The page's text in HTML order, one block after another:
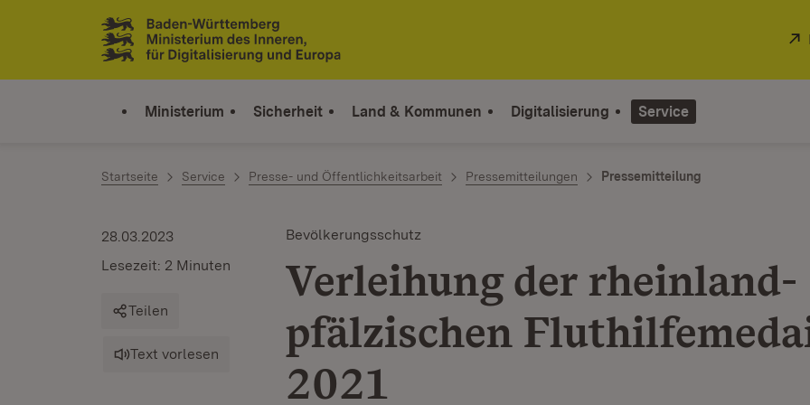
Zum Inhalt springen
Link zur Startseite
Ministerium Sicherheit Land & Kommunen Digitalisierung Service
Startseite Service Presse- und Öffentlichkeitsarbeit Pressemitteilungen Pressemitteilung
Bevölkerungsschutz
Verleihung der rheinland-
pfälzischen
2021
28.03.2023
Lesezeit: 2 Minuten
Teilen
Text vorlesen